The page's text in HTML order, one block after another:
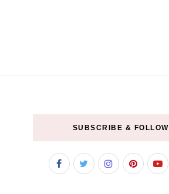
SUBSCRIBE & FOLLOW